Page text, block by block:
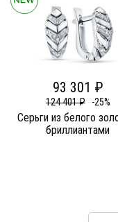
93 301 ₽
124 401 ₽ -25%
Серьги из белого
бриллиантами